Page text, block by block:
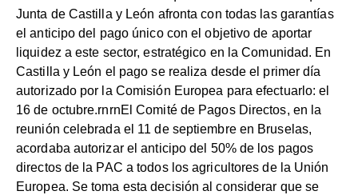
Junta de Castilla y León afronta con todas las garantías
el anticipo del pago único con el objetivo de aportar
liquidez a este sector, estratégico en la Comunidad. En
Castilla y León el pago se realiza desde el primer día
autorizado por la Comisión Europea para efectuarlo: el
16 de octubre.rnrnEl Comité de Pagos Directos, en la
reunión celebrada el 11 de septiembre en Bruselas,
acordaba autorizar el anticipo del 50% de los pagos
directos de la PAC a todos los agricultores de la Unión
Europea. Se toma esta decisión al considerar que se